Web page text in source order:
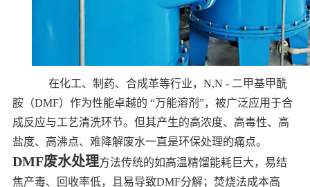
在化工、制药、合成革等行业，N,N - 二甲基甲酰
胺（DMF）作为性能卓越的 “万能溶剂”，被广泛应用于合
成反应与工艺清洗环节。但其产生的高浓度、高毒性、高
盐度、高沸点、难降解废水一直是环保处理的痛点。
DMF废水处理方法传统的如高温精馏能耗巨大，易结
焦产毒、回收率低，且易导致DMF分解；焚烧法成本高